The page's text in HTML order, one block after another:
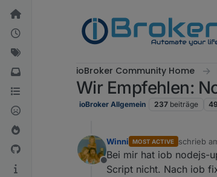
Weiter zum Inhalt
ioBroker Community Home
Wir Empfehlen:
ioBroker Allgemein 237 beiträge 49
Offline
Winni MOST ACTIVE schrieb
zuletzt
Bei mir hat iob nodejs-
Script nicht. Nach iob